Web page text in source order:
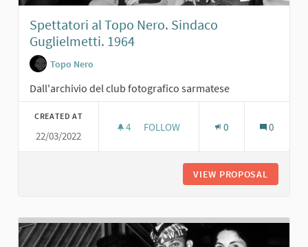
Spettatori al Topo Nero. Sindaco
Guglielmetti. 1964
Topo Nero
Dall'archivio del club fotografico sarmatese
CREATED AT
22/03/2022
4 4 FOLLOWERS
FOLLOW 0 0
VIEW PROPOSAL